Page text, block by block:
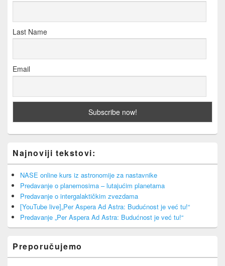
Last Name
Email
Najnoviji tekstovi:
NASE online kurs iz astronomije za nastavnike
Predavanje o planemosima – lutajućim planetama
Predavanje o intergalaktičkim zvezdama
[YouTube live]„Per Aspera Ad Astra: Budućnost je već tu!“
Predavanje „Per Aspera Ad Astra: Budućnost je već tu!“
Preporučujemo